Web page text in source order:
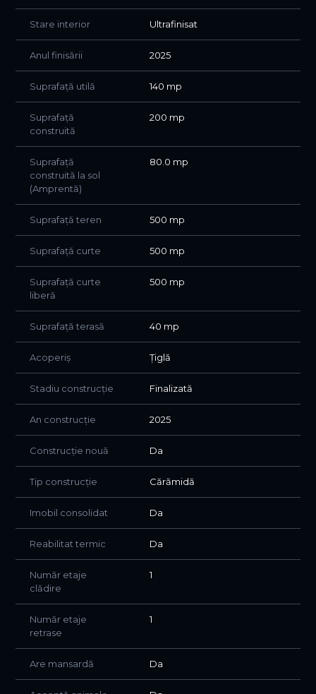
Stare interior Ultrafinisat
Anul finisării 2025
Suprafață utilă 140 mp
Suprafață
construită
200 mp
Suprafață
construită la sol
(Amprentă)
80.0 mp
Suprafață teren 500 mp
Suprafață curte 500 mp
Suprafață curte
liberă
500 mp
Suprafață terasă 40 mp
Acoperiș Țiglă
Stadiu construcție Finalizată
An construcție 2025
Construcție nouă Da
Tip construcție Cărămidă
Imobil consolidat Da
Reabilitat termic Da
Număr etaje
clădire
1
Număr etaje
retrase
1
Are mansardă Da